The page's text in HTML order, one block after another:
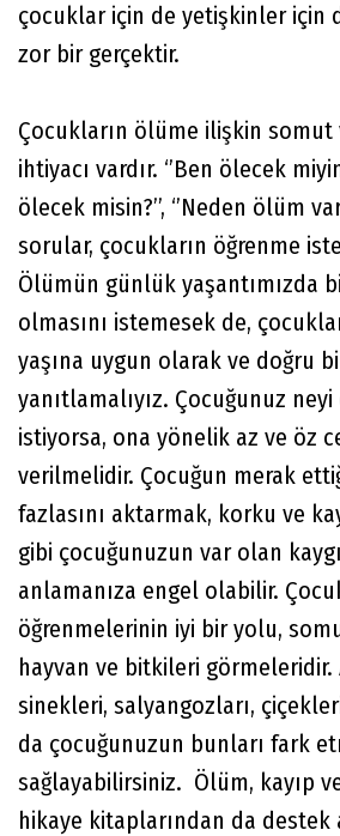
çocuklar için de yetişkinler için
zor bir gerçektir.
Çocukların ölüme ilişkin
ihtiyacı vardır. ‘’Ben ölecek
ölecek misin?’’, ‘’Neden ölüm
sorular, çocukların öğrenme
Ölümün günlük yaşantımızda
olmasını istemesek de,
yaşına uygun olarak ve doğru
yanıtlamalıyız. Çocuğunuz
istiyorsa, ona yönelik az ve öz
verilmelidir. Çocuğun merak
fazlasını aktarmak, korku ve
gibi çocuğunuzun var olan
anlamanıza engel olabilir.
öğrenmelerinin iyi bir yolu,
hayvan ve bitkileri görmeleridir.
sinekleri, salyangozları,
da çocuğunuzun bunları fark
sağlayabilirsiniz. Ölüm, kayıp
hikaye kitaplarından da destek